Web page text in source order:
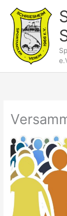
Inhalt
springen